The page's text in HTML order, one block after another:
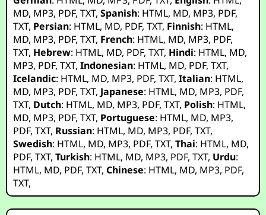
MD, MP3, PDF,TXT,Spanish: HTML, MD, MP3, PDF,
TXT, Persian: HTML, MD, PDF,TXT, Finnish: HTML,
MD, MP3, PDF,TXT, French: HTML, MD, MP3, PDF,
TXT, Hebrew: HTML, MD, PDF,TXT, Hindi: HTML, MD,
MP3, PDF,TXT,Indonesian: HTML, MD, PDF,TXT,
Icelandic: HTML, MD, MP3, PDF,TXT,Italian: HTML,
MD, MP3, PDF,TXT, Japanese: HTML, MD, MP3, PDF,
TXT, Dutch: HTML, MD, MP3, PDF,TXT, Polish: HTML,
MD, MP3, PDF,TXT, Portuguese: HTML, MD, MP3,
PDF,TXT, Russian: HTML, MD, MP3, PDF,TXT,
Swedish: HTML, MD, MP3, PDF,TXT,Thai: HTML, MD,
PDF,TXT,Turkish: HTML, MD, MP3, PDF,TXT, Urdu:
HTML, MD, PDF,TXT,Chinese: HTML, MD, MP3, PDF,
TXT,